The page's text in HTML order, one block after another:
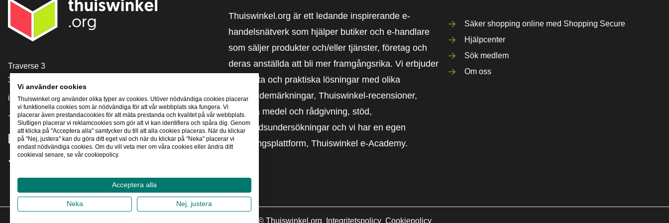
[_General:Contact]
Traverse 3
3905 NL Veenendaal
info@thuiswinkel.org
+31 (0)318 64 85 75
[_General:SocialMediaTitle]
Thuiswinkel.org är ett ledande inspirerande e-
handelsnätverk som hjälper butiker och e-handlare
som säljer produkter och/eller tjänster, företag och
deras anställda att bli mer framgångsrika. Vi erbjuder
relevanta och praktiska lösningar med olika
förtroendemärkningar, Thuiswinkel-recensioner,
rättsliga medel och rådgivning, stöd,
marknadsundersökningar och vi har en egen
utbildningsplattform, Thuiswinkel e-Academy.
Säker shopping online med Shopping Secure
Hjälpcenter
Sök medlem
Om oss
©Thuiswinkel.org Integritetspolicy Cookiepolicy
Vi använder cookies
Thuiswinkel.org använder olika typer av cookies. Utöver nödvändiga cookies placerar
vi funktionella cookies som är nödvändiga för att vår webbplats ska fungera. Vi
placerar även prestandacookies för att mäta prestanda och kvalitet på vår webbplats.
Slutligen placerar vi reklamcookies som gör att vi kan identifiera och spåra dig. Genom
att klicka på "Acceptera alla" samtycker du till att alla cookies placeras. När du klickar
på "Nej, justera" kan du göra ditt eget val och när du klickar på "Neka" placerar vi
endast nödvändiga cookies. Om du vill veta mer om våra cookies eller ändra ditt
cookieval senare, se vår cookiepolicy.
Acceptera alla
Neka Nej, justera